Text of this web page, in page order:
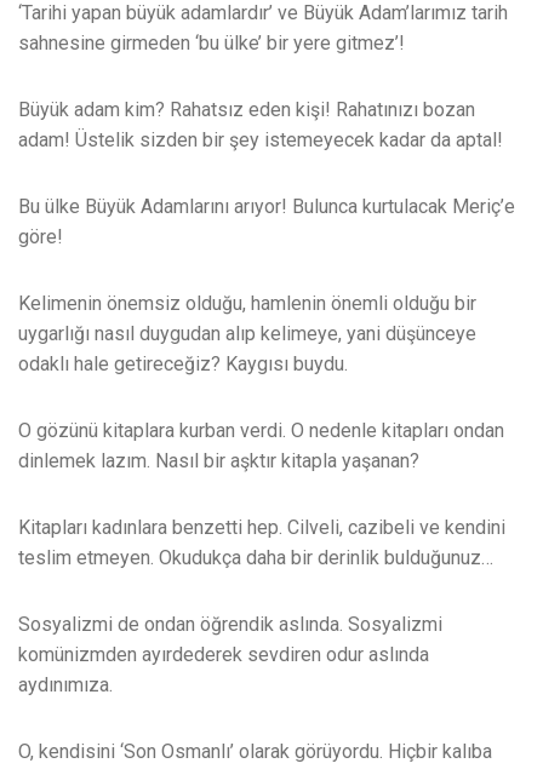
‘Tarihi yapan büyük adamlardır’ ve Büyük Adam’larımız tarih
sahnesine girmeden ‘bu ülke’ bir yere gitmez’!
Büyük adam kim? Rahatsız eden kişi! Rahatınızı bozan
adam! Üstelik sizden bir şey istemeyecek kadar da aptal!
Bu ülke Büyük Adamlarını arıyor! Bulunca kurtulacak Meriç’e
göre!
Kelimenin önemsiz olduğu, hamlenin önemli olduğu bir
uygarlığı nasıl duygudan alıp kelimeye, yani düşünceye
odaklı hale getireceğiz? Kaygısı buydu.
O gözünü kitaplara kurban verdi. O nedenle kitapları ondan
dinlemek lazım. Nasıl bir aşktır kitapla yaşanan?
Kitapları kadınlara benzetti hep. Cilveli, cazibeli ve kendini
teslim etmeyen. Okudukça daha bir derinlik bulduğunuz…
Sosyalizmi de ondan öğrendik aslında. Sosyalizmi
komünizmden ayırdederek sevdiren odur aslında
aydınımıza.
O, kendisini ‘Son Osmanlı’ olarak görüyordu. Hiçbir kalıba